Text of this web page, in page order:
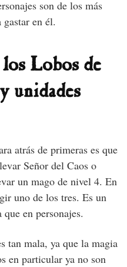
son de los más
en él.
Lobos de
unidades
atrás de primeras es que
Señor del Caos o
un mago de nivel 4. En
uno de los tres. Es un
en personajes.
tan mala, ya que la magia
en particular ya no son